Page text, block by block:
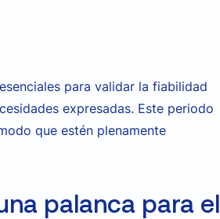
para validar la fiabilidad
expresadas. Este periodo
que estén plenamente
palanca para el